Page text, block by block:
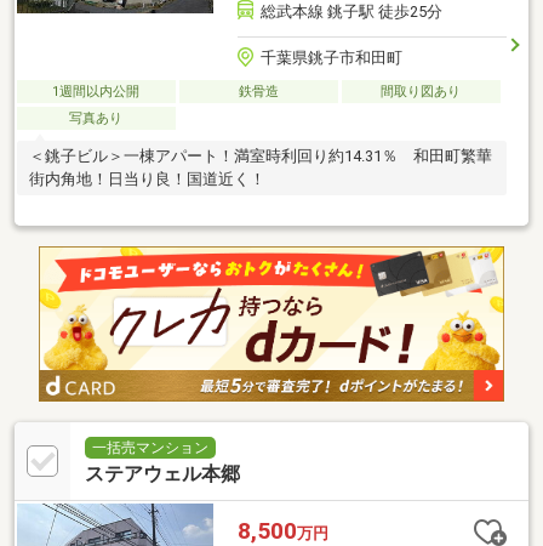
総武本線 銚子駅 徒歩25分
千葉県銚子市和田町
1週間以内公開 鉄骨造
間取り図あり
写真あり
＜銚子ビル＞一棟アパート！満室時利回り約14.31％ 和田町繁華
街内角地！日当り良！国道近く！
一括売マンション
ステアウェル本郷
8,500万円